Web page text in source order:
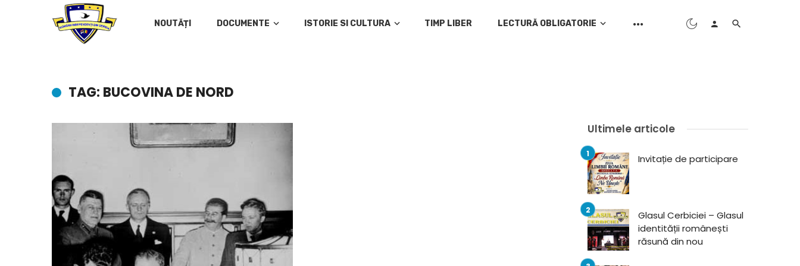
NOUTĂȚI DOCUMENTE ISTORIE SI CULTURA TIMP LIBER LECTURĂ OBLIGATORIE
TAG: BUCOVINA DE NORD
Ultimele articole
Invitație de participare
Glasul Cerbiciei – Glasul
identității românești
răsună din nou